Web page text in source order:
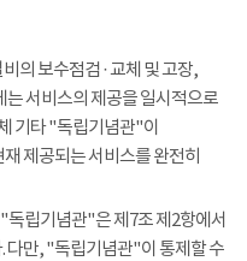
의 보수점검 · 교체 및 고장,
는 서비스의 제공을 일시적으로
기타 "독립기념관"이
제공되는 서비스를 완전히
독립기념관"은 제7조 제2항에서
다만, "독립기념관"이 통제할 수